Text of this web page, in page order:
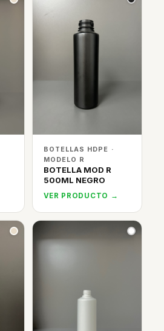
BOTELLAS HDPE ·
MODELO R
BOTELLA MOD R
500ML NEGRO
VER PRODUCTO →